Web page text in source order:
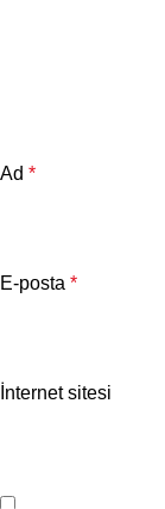
Ad *
E-posta *
İnternet sitesi